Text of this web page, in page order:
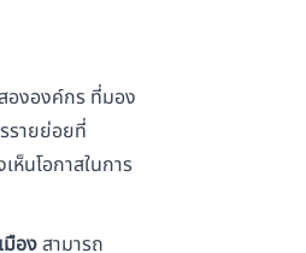
ององค์กร ที่มอง
รายย่อยที่
นโอกาสในการ
มืองสามารถ